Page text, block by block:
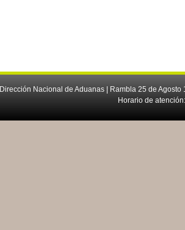
Dirección Nacional de Aduanas | Rambla 25 de
Horario de